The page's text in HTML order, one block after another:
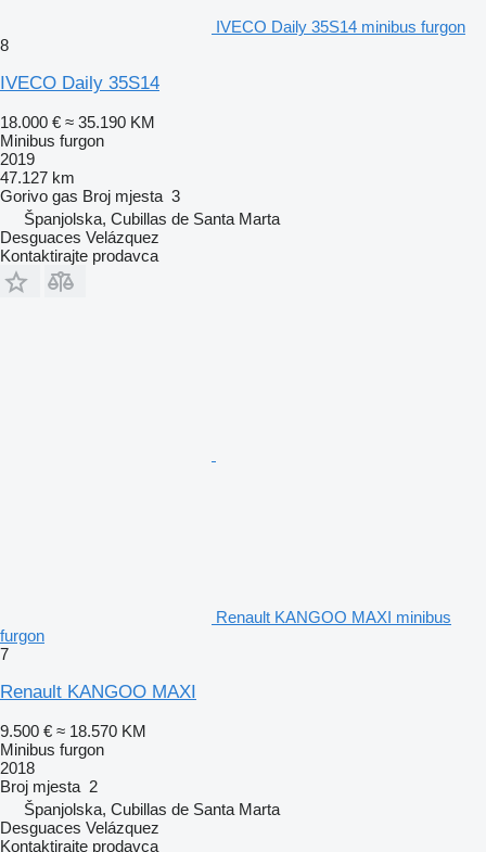
IVECO Daily 35S14 minibus furgon
8
IVECO Daily 35S14
18.000 € ≈ 35.190 KM
Minibus furgon
2019
47.127 km
Gorivo gas Broj mjesta 3
Španjolska, Cubillas de Santa Marta
Desguaces Velázquez
Kontaktirajte prodavca
Renault KANGOO MAXI minibus
furgon
7
Renault KANGOO MAXI
9.500 € ≈ 18.570 KM
Minibus furgon
2018
Broj mjesta 2
Španjolska, Cubillas de Santa Marta
Desguaces Velázquez
Kontaktirajte prodavca